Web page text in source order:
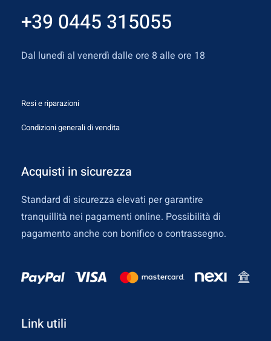
+39 0445 315055
Dal lunedì al venerdì dalle ore 8 alle ore 18
Resi e riparazioni
Condizioni generali di vendita
Acquisti in sicurezza
Standard di sicurezza elevati per garantire
tranquillità nei pagamenti online. Possibilità di
pagamento anche con bonifico o contrassegno.
Link utili